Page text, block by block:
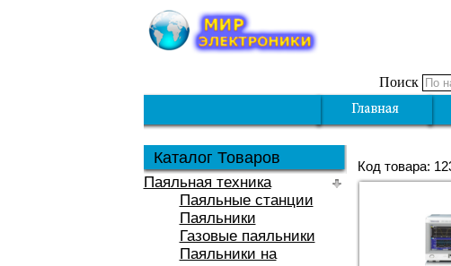
Поиск
Каталог Товаров
Паяльная техника
Паяльные станции
Паяльники
Газовые паяльники
Паяльники на
Код товара: